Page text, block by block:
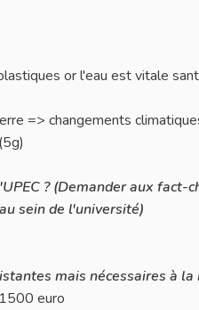
or l'eau est vitale
=> changements
? (Demander aux fact-
sein de l'université)
mais nécessaires à
euro